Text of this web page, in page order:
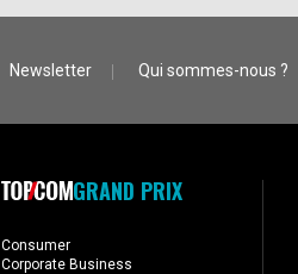
Newsletter Qui sommes-nous ?
GRAND PRIX
Consumer
Corporate Business